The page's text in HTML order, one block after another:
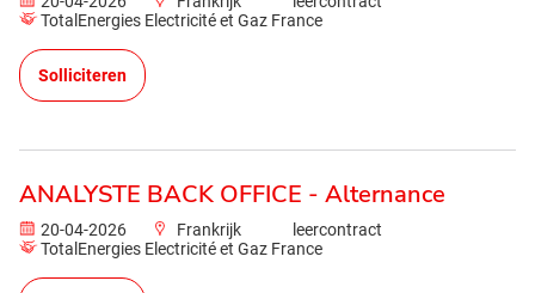
TotalEnergies Electricité et Gaz France
Solliciteren
ANALYSTE BACK OFFICE - Alternance
20-04-2026 Frankrijk
leercontract
TotalEnergies Electricité et Gaz France